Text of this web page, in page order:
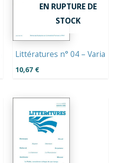
EN RUPTURE DE
STOCK
Littératures n° 04 – Varia
10,67 €